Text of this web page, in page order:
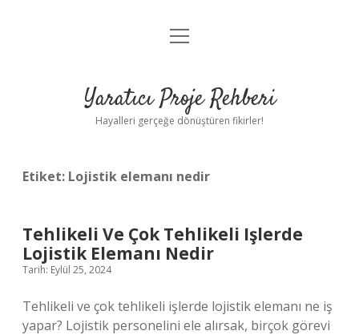
Anasayfa
Yasal Uyarı
menüyü
Yaratıcı Proje Rehberi
Hayalleri gerçeğe dönüştüren fikirler!
Etiket: Lojistik elemanı nedir
Tehlikeli Ve Çok Tehlikeli Işlerde
Lojistik Elemanı Nedir
Tarih: Eylül 25, 2024
Tehlikeli ve çok tehlikeli işlerde lojistik elemanı ne iş
yapar? Lojistik personelini ele alırsak, birçok görevi